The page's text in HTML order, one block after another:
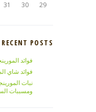
29
30
31
RECENT POSTS
فوائد
فوائد شاي
نبات
ومسببات